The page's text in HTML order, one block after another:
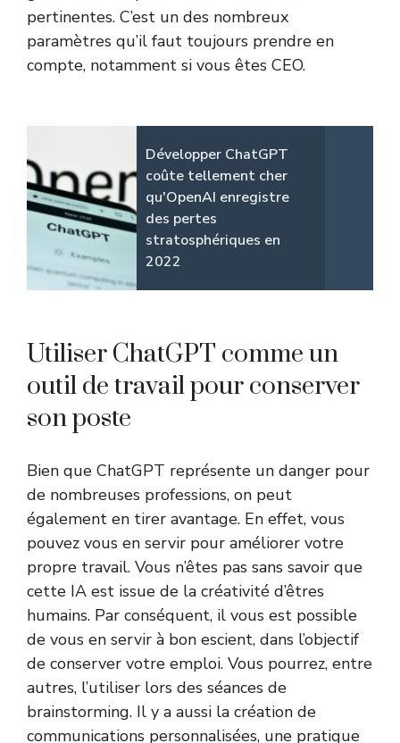
pertinentes. C’est un des nombreux
paramètres qu’il faut toujours prendre en
compte, notamment si vous êtes CEO.
Développer ChatGPT
coûte tellement cher
qu'OpenAI enregistre
des pertes
stratosphériques en
2022
Utiliser ChatGPT comme un
outil de travail pour conserver
son poste
Bien que ChatGPT représente un danger pour
de nombreuses professions, on peut
également en tirer avantage. En effet, vous
pouvez vous en servir pour améliorer votre
propre travail. Vous n’êtes pas sans savoir que
cette IA est issue de la créativité d’êtres
humains. Par conséquent, il vous est possible
de vous en servir à bon escient, dans l’objectif
de conserver votre emploi. Vous pourrez, entre
autres, l’utiliser lors des séances de
brainstorming. Il y a aussi la création de
communications personnalisées, une pratique